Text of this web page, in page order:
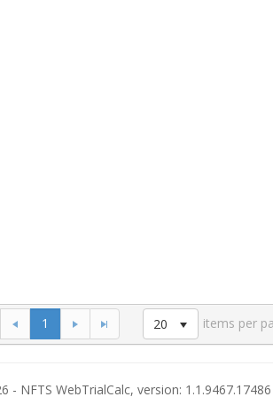
1 20 items per
- NFTS WebTrialCalc, version: 1.1.9467.17486